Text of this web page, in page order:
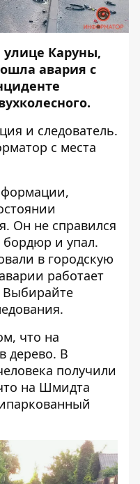
улице Каруны,
авария с
и следователь.
с места
Он не справился
бордюр и упал.
в городскую
работает
Выбирайте
что на
дерево. В
получили
на Шмидта